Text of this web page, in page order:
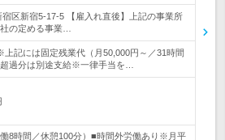
宿区新宿5-17-5 【雇入れ直後】上記の事業所
の定める事業…
上記には固定残業代（月50,000円～／31時間
過分は別途支給※一律手当を…
8時間／休憩100分）■時間外労働あり※月平